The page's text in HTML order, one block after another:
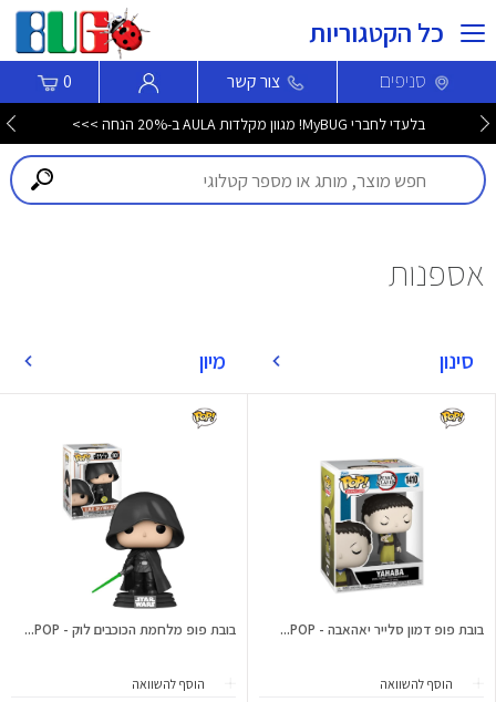
כל הקטגוריות
סניפים צור קשר 0
בלעדי לחברי MyBUG! מגוון מקלדות AULA ב-20% הנחה >>>
אספנות
סינון מיון
בובת פופ דמון סלייר יאהאבה - POP...
הוסף להשוואה
בובת פופ מלחמת הכוכבים לוק - POP...
הוסף להשוואה